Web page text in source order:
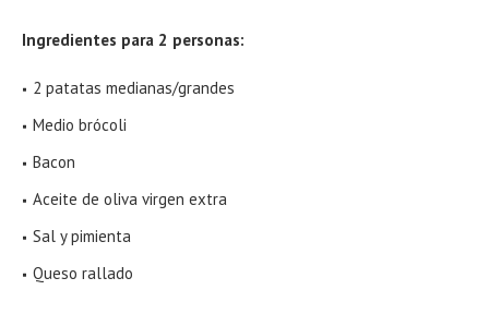
Ingredientes para 2 personas:
2 patatas medianas/grandes
Medio brócoli
Bacon
Aceite de oliva virgen extra
Sal y pimienta
Queso rallado